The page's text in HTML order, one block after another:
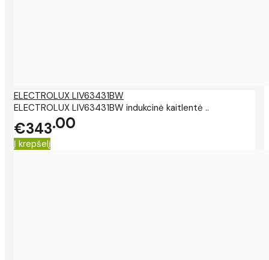
ELECTROLUX LIV63431BW
ELECTROLUX LIV63431BW indukcinė kaitlentė ..
€343 00
Į krepšelį